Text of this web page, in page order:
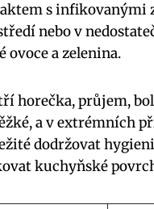
s infikovanými
nebo v
ovoce a zelenina.
horečka, průjem,
a v extrémních
dodržovat
kuchyňské